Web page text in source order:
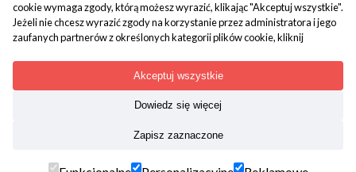
mail:biuro@popko.pl
Media społecznościowe:
YouTube|Facebook|Instagram
lekarskiej. Kopiowanie i rozpowszechnianie materiałów
cookie wymaga zgody, którą możesz wyrazić, klikając "Akceptuj wszystkie".
Jeżeli nie chcesz wyrazić zgody na korzystanie przez administratora i jego
zaufanych partnerów z określonych kategorii plików cookie, kliknij
można wycofać w każdym momencie poprzez zmianę preferencji plików
cookie. Możliwość edycji zgód cookie znajdziesz w stopce strony pod
przyciskiem "Edytuj zgody cookie".
przetwarzaniem Twoich danych osobowych. Więcej informacji o
przetwarzaniu Twoich danych osobowych znajdują się wpolityce
Dowiedz się więcej
Zapisz zaznaczone
Akceptuj wszystkie